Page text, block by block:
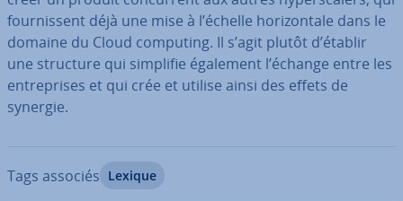
four­nis­sent déjà une mise à l’échelle ho­ri­zon­tale dans le
domaine du Cloud computing. Il s’agit plutôt d’établir
une structure qui simplifie également l’échange entre les
en­tre­prises et qui crée et utilise ainsi des effets de
synergie.
Tags associés Lexique